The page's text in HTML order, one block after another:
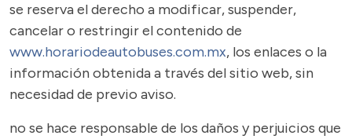
se reserva el derecho a modificar, suspender,
cancelar o restringir el contenido de
www.horariodeautobuses.com.mx, los enlaces o la
información obtenida a través del sitio web, sin
necesidad de previo aviso.
no se hace responsable de los daños y perjuicios que